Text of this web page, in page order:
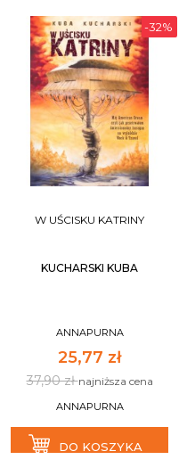
-32%
W UŚCISKU KATRINY
KUCHARSKI KUBA
ANNAPURNA
25,77 zł
37,90 złnajniższa cena
ANNAPURNA
DO KOSZYKA